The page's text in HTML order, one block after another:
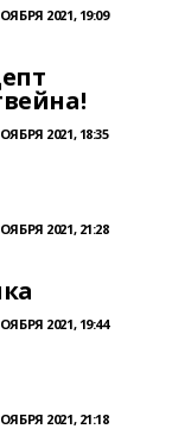
2021, 19:09
2021, 18:35
2021, 21:28
2021, 19:44
2021, 21:18